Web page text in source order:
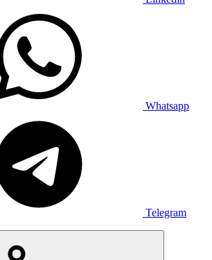
Whatsapp
Telegram